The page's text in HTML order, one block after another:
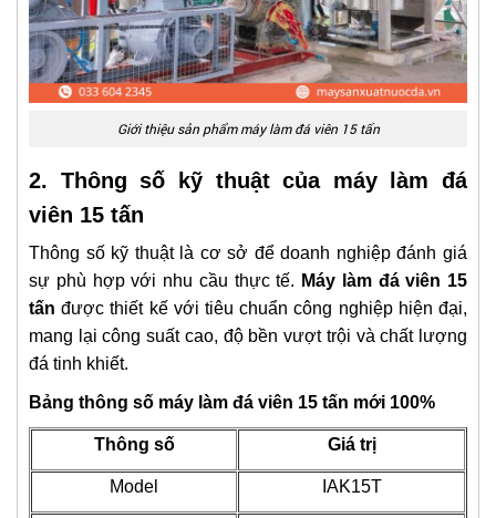
Giới thiệu sản phẩm máy làm đá viên 15 tấn
2. Thông số kỹ thuật của máy làm đá
viên 15 tấn
Thông số kỹ thuật là cơ sở để doanh nghiệp đánh giá
sự phù hợp với nhu cầu thực tế. Máy làm đá viên 15
tấn được thiết kế với tiêu chuẩn công nghiệp hiện đại,
mang lại công suất cao, độ bền vượt trội và chất lượng
đá tinh khiết.
Bảng thông số máy làm đá viên 15 tấn mới 100%
Thông số Giá trị
Model IAK15T